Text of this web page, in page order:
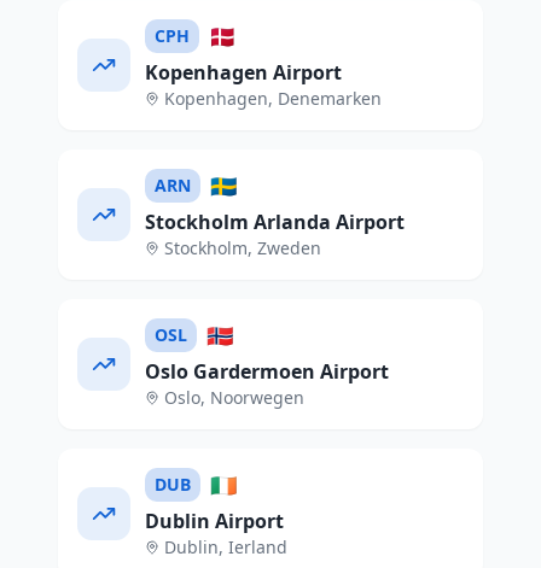
CPH 🇩🇰
Kopenhagen Airport
Kopenhagen, Denemarken
ARN 🇸🇪
Stockholm Arlanda Airport
Stockholm, Zweden
OSL 🇳🇴
Oslo Gardermoen Airport
Oslo, Noorwegen
DUB 🇮🇪
Dublin Airport
Dublin, Ierland